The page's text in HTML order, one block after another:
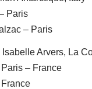
Paris
– Paris
Arvers, La
– France